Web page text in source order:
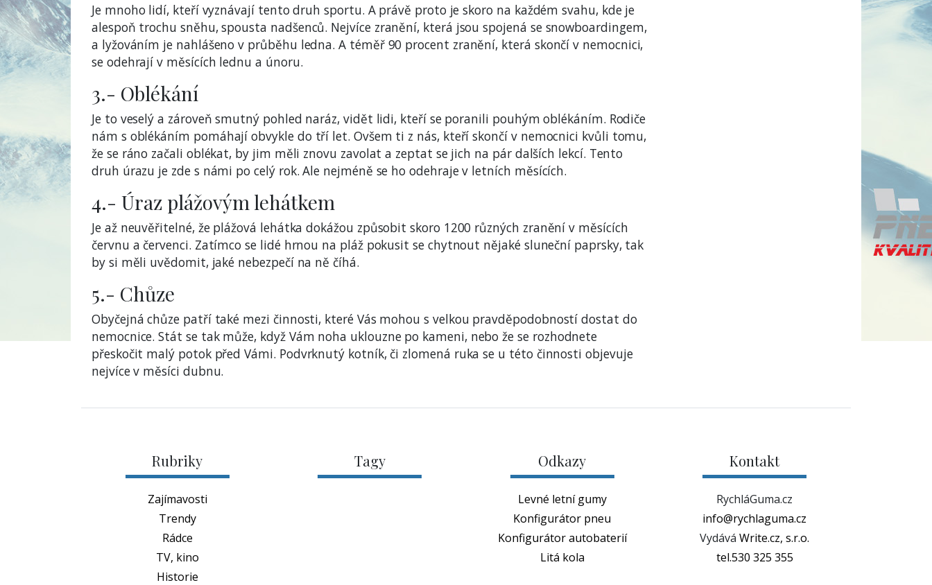
Je mnoho lidí, kteří vyznávají tento druh sportu. A právě proto je skoro na každém svahu, kde je
alespoň trochu sněhu, spousta nadšenců. Nejvíce zranění, která jsou spojená se snowboardingem,
a lyžováním je nahlášeno v průběhu ledna. A téměř 90 procent zranění, která skončí v nemocnici,
se odehrají v měsících lednu a únoru.
3.- Oblékání
Je to veselý a zároveň smutný pohled naráz, vidět lidi, kteří se poranili pouhým oblékáním. Rodiče
nám s oblékáním pomáhají obvykle do tří let. Ovšem ti z nás, kteří skončí v nemocnici kvůli tomu,
že se ráno začali oblékat, by jim měli znovu zavolat a zeptat se jich na pár dalších lekcí. Tento
druh úrazu je zde s námi po celý rok. Ale nejméně se ho odehraje v letních měsících.
4.- Úraz plážovým lehátkem
Je až neuvěřitelné, že plážová lehátka dokážou způsobit skoro 1200 různých zranění v měsících
červnu a červenci. Zatímco se lidé hrnou na pláž pokusit se chytnout nějaké sluneční paprsky, tak
by si měli uvědomit, jaké nebezpečí na ně číhá.
5.- Chůze
Obyčejná chůze patří také mezi činnosti, které Vás mohou s velkou pravděpodobností dostat do
nemocnice. Stát se tak může, když Vám noha uklouzne po kameni, nebo že se rozhodnete
přeskočit malý potok před Vámi. Podvrknutý kotník, či zlomená ruka se u této činnosti objevuje
nejvíce v měsíci dubnu.
Rubriky
Zajímavosti
Trendy
Rádce
TV, kino
Historie
Tagy Odkazy
Levné letní gumy
Konfigurátor pneu
Konfigurátor autobaterií
Litá kola
Kontakt
RychláGuma.cz
info@rychlaguma.cz
VydáváWrite.cz, s.r.o.
tel.530 325 355